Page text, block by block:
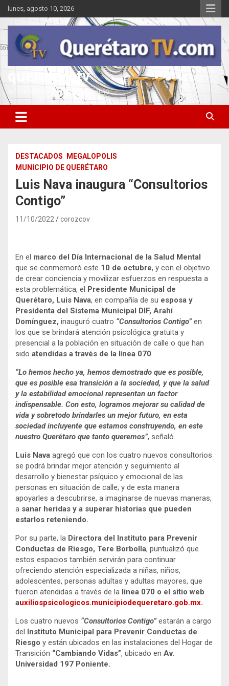
Saltar
al
contenido
lunes, agosto 10, 2026
queretarotv
Información y entretenimiento
DESTACADOS
MEGALOPOLIS
MUNICIPIO DE QUERÉTARO
Luis Nava inaugura “Consultorios
Contigo”
11/10/2022 corozcov
En el marco del Día Internacional de la Salud Mental
que se conmemoró este 10 de octubre, y con el objetivo
de crear conciencia y movilizar esfuerzos en respuesta a
esta problemática, el Presidente Municipal de
Querétaro, Luis Nava, en compañía de su esposa y
Presidenta del Sistema Municipal DIF, Arahí
Domínguez, inauguró cuatro “Consultorios Contigo”en
los que se brindará atención psicológica gratuita y
presencial a la población en situación de calle o que han
sido atendidas a través de la línea 070.
“Lo hemos hecho ya, hemos demostrado que es posible,
que es posible esa transición a la sociedad, y que la salud
y la estabilidad emocional representan un factor
indispensable. Con esto, logramos mejorar su calidad de
vida y sobretodo brindarles un mejor futuro, en esta
sociedad incluyente que estamos construyendo, en este
nuestro Querétaro que tanto queremos”, señaló.
Luis Nava agregó que con los cuatro nuevos consultorios
se podrá brindar mejor atención y seguimiento al
desarrollo y bienestar psíquico y emocional de las
personas en situación de calle; y de esta manera
apoyarles a descubrirse, a imaginarse de nuevas maneras,
a sanar heridas y a superar historias que pueden
estarlos reteniendo.
Por su parte, la Directora del Instituto para Prevenir
Conductas de Riesgo, Tere Borbolla, puntualizó que
estos espacios también servirán para continuar
ofreciendo atención especializada a niñas, niños,
adolescentes, personas adultas y adultas mayores, que
fueron atendidas a través de la línea 070 o el sitio web
auxiliospsicologicos.municipiodequeretaro.gob.mx.
Los cuatro nuevos “Consultorios Contigo”estarán a cargo
del Instituto Municipal para Prevenir Conductas de
Riesgo y están ubicados en las instalaciones del Hogar de
Transición “Cambiando Vidas”, ubicado en Av.
Universidad 197 Poniente.